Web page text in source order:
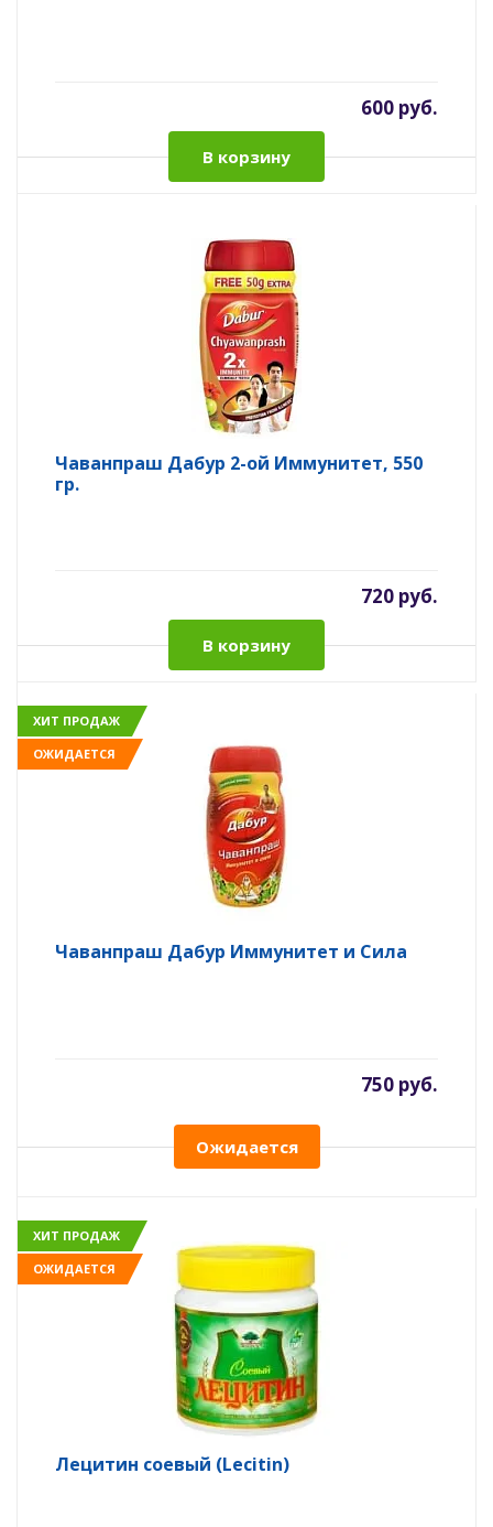
600 руб.
В корзину
Чаванпраш Дабур 2-ой Иммунитет, 550
гр.
720 руб.
В корзину
ХИТ ПРОДАЖ
ОЖИДАЕТСЯ
Чаванпраш Дабур Иммунитет и Сила
750 руб.
Ожидается
ХИТ ПРОДАЖ
ОЖИДАЕТСЯ
Лецитин соевый (Lecitin)